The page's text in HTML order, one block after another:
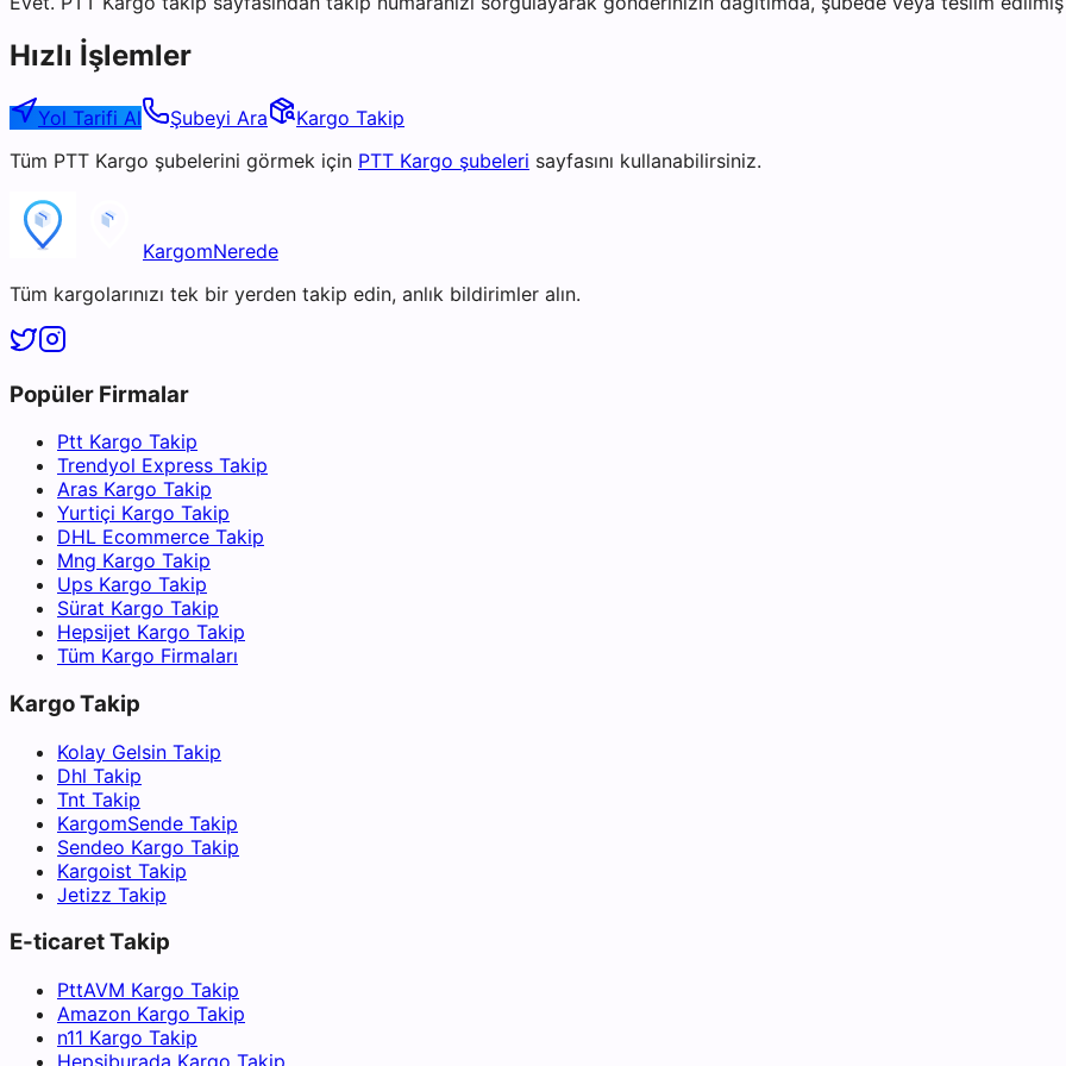
Hızlı İşlemler
Yol Tarifi Al Şubeyi Ara
Kargo Takip
Tüm PTT Kargo şubelerini görmek için PTT Kargo şubeleri sayfasını kullanabilirsiniz.
KargomNerede
Tüm kargolarınızı tek bir yerden takip edin, anlık bildirimler alın.
Popüler Firmalar
Ptt Kargo Takip
Trendyol Express Takip
Aras Kargo Takip
Yurtiçi Kargo Takip
DHL Ecommerce Takip
Mng Kargo Takip
Ups Kargo Takip
Sürat Kargo Takip
Hepsijet Kargo Takip
Tüm Kargo Firmaları
Kargo Takip
Kolay Gelsin Takip
Dhl Takip
Tnt Takip
KargomSende Takip
Sendeo Kargo Takip
Kargoist Takip
Jetizz Takip
E-ticaret Takip
PttAVM Kargo Takip
Amazon Kargo Takip
n11 Kargo Takip